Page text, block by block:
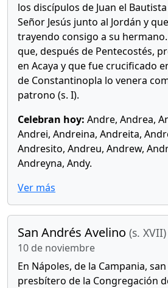
los discípulos de Juan el
Señor Jesús junto al Jordán y
trayendo consigo a su
que, después de Pentecostés,
en Acaya y que fue crucificado
de Constantinopla lo venera
patrono (s. I).
Celebran hoy: Andre, Andrea,
Andrei, Andreina, Andreita,
Andresito, Andreu, Andrew,
Andreyna, Andy.
Ver más
San Andrés Avelino (s. XVII)
10 de noviembre
En Nápoles, de la Campania,
presbítero de la Congregación